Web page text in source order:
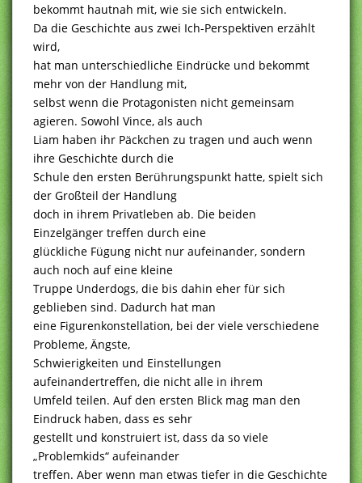
bekommt hautnah mit, wie sie sich entwickeln.
Da die Geschichte aus zwei Ich-Perspektiven erzählt
wird,
hat man unterschiedliche Eindrücke und bekommt
mehr von der Handlung mit,
selbst wenn die Protagonisten nicht gemeinsam
agieren. Sowohl Vince, als auch
Liam haben ihr Päckchen zu tragen und auch wenn
ihre Geschichte durch die
Schule den ersten Berührungspunkt hatte, spielt sich
der Großteil der Handlung
doch in ihrem Privatleben ab. Die beiden
Einzelgänger treffen durch eine
glückliche Fügung nicht nur aufeinander, sondern
auch noch auf eine kleine
Truppe Underdogs, die bis dahin eher für sich
geblieben sind. Dadurch hat man
eine Figurenkonstellation, bei der viele verschiedene
Probleme, Ängste,
Schwierigkeiten und Einstellungen
aufeinandertreffen, die nicht alle in ihrem
Umfeld teilen. Auf den ersten Blick mag man den
Eindruck haben, dass es sehr
gestellt und konstruiert ist, dass da so viele
„Problemkids“ aufeinander
treffen. Aber wenn man etwas tiefer in die Geschichte